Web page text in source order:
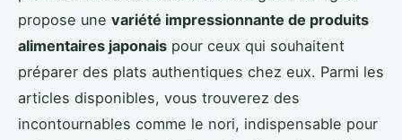
propose une variété impressionnante de produits
alimentaires japonais pour ceux qui souhaitent
préparer des plats authentiques chez eux. Parmi les
articles disponibles, vous trouverez des
incontournables comme le nori, indispensable pour